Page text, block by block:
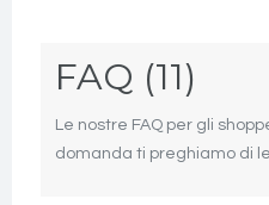
FAQ (11)
Le nostre FAQ per gli
domanda ti preghiamo di